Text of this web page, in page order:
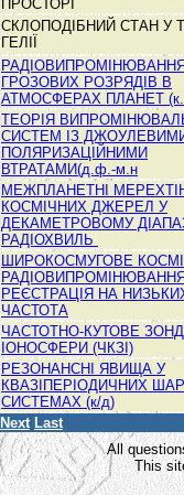
ПРОСТОРІ
СКЛОПОДІБНИЙ СТАН У
ГЕЛІЇ
ГРОЗОВИХ РОЗРЯДІВ В
АТМОСФЕРАХ ПЛАНЕТ
ТЕОРІЯ
СИСТЕМ ІЗ
ПОЛЯРИЗАЦІЙНИМИ
ВТРАТАМИ(д.ф.-м.н
МЕЖПЛАНЕТНІ
КОСМІЧНИХ ДЖЕРЕЛ У
ДЕКАМЕТРОВОМУ
РАДІОХВИЛЬ
ШИРОКОСМУГОВЕ
РЕЄСТРАЦІЯ НА
ЧАСТОТА
ЧАСТОТНО-КУТОВЕ
ІОНОСФЕРИ (ЧКЗІ)
РЕЗОНАНСНІ ЯВИЩА У
КВАЗІПЕРІОДИЧНИХ
СИСТЕМАХ (к/д)
Next Last
All
This